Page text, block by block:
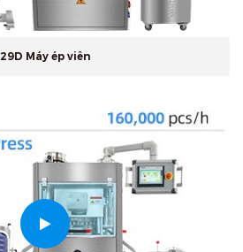
29D Máy ép viên